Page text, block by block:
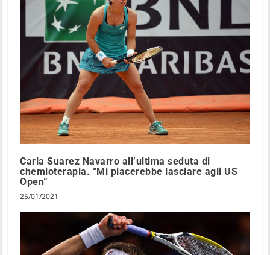
Carla Suarez Navarro all’ultima seduta di
chemioterapia. “Mi piacerebbe lasciare agli US
Open”
25/01/2021